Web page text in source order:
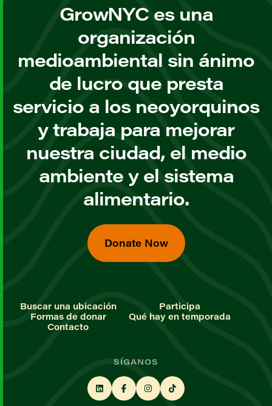
GrowNYC es una
organización
medioambiental sin ánimo
de lucro que presta
servicio a los neoyorquinos
y trabaja para mejorar
nuestra ciudad, el medio
ambiente y el sistema
alimentario.
Donate Now
Buscar una ubicación
Participa
Formas de donar
Qué hay en temporada
Contacto
SÍGANOS